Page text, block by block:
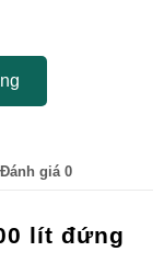
Đánh giá 0
lít đứng